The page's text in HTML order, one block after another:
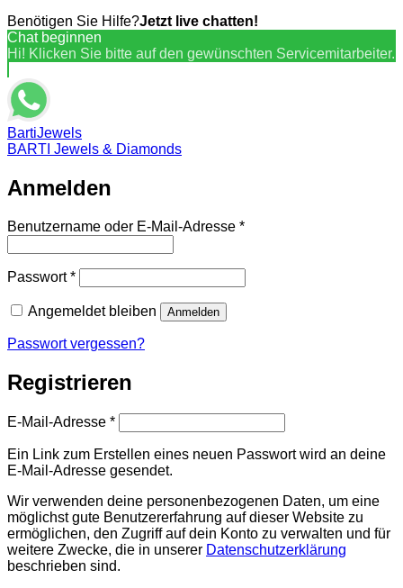
Benötigen Sie Hilfe?Jetzt live chatten!
Chat beginnen
Hi! Klicken Sie bitte auf den gewünschten Servicemitarbeiter.
BartiJewels
BARTI Jewels & Diamonds
Anmelden
Benutzername oder E-Mail-Adresse *Erforderlich
Passwort*Erforderlich
Angemeldet bleiben Anmelden
Passwort vergessen?
Registrieren
E-Mail-Adresse *Erforderlich
Ein Link zum Erstellen eines neuen Passwort wird an deine
E-Mail-Adresse gesendet.
Wir verwenden deine personenbezogenen Daten, um eine
möglichst gute Benutzererfahrung auf dieser Website zu
ermöglichen, den Zugriff auf dein Konto zu verwalten und für
weitere Zwecke, die in unserer Datenschutzerklärung
beschrieben sind.